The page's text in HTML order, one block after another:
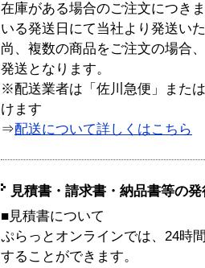
在庫がある場合のご注文につき
いる発送日にて当社より発送い
尚、複数の商品をご注文の場合
発送となります。
※配送業者は「佐川急便」また
けます
⇒配送について詳しくはこちら
見積書・請求書・納品書等の
■見積書について
ぷらっとオンラインでは、24時
することができます。